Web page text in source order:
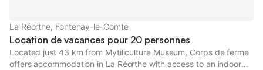
La Réorthe, Fontenay-le-Comte
Location de vacances pour 20 personnes
Located just 43 km from Mytiliculture Museum, Corps de ferme
offers accommodation in La Réorthe with access to an indoor